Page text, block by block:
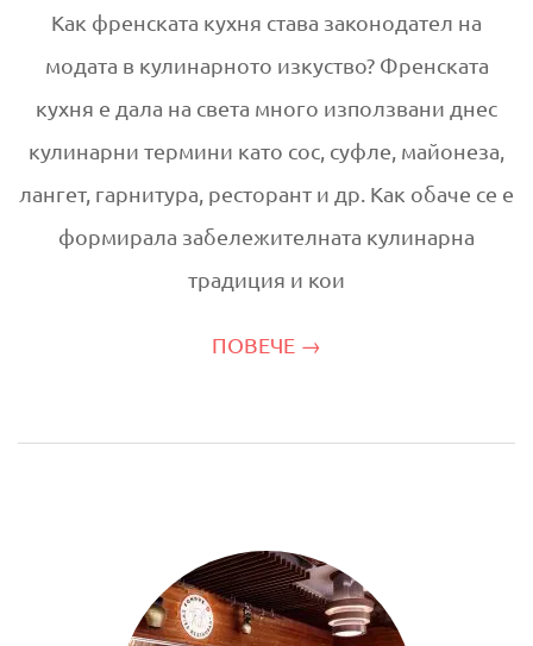
Как френската кухня става законодател на
модата в кулинарното изкуство? Френската
кухня е дала на света много използвани днес
кулинарни термини като сос, суфле, майонеза,
лангет, гарнитура, ресторант и др. Как обаче се е
формирала забележителната кулинарна
традиция и кои
ПОВЕЧЕ →